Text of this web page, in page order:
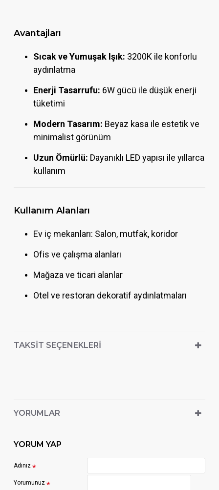
Avantajları
Sıcak ve Yumuşak Işık: 3200K ile konforlu
aydınlatma
Enerji Tasarrufu: 6W gücü ile düşük enerji
tüketimi
Modern Tasarım: Beyaz kasa ile estetik ve
minimalist görünüm
Uzun Ömürlü: Dayanıklı LED yapısı ile yıllarca
kullanım
Kullanım Alanları
Ev iç mekanları: Salon, mutfak, koridor
Ofis ve çalışma alanları
Mağaza ve ticari alanlar
Otel ve restoran dekoratif aydınlatmaları
TAKSIT SEÇENEKLERI
YORUMLAR
YORUM YAP
Adınız
Yorumunuz